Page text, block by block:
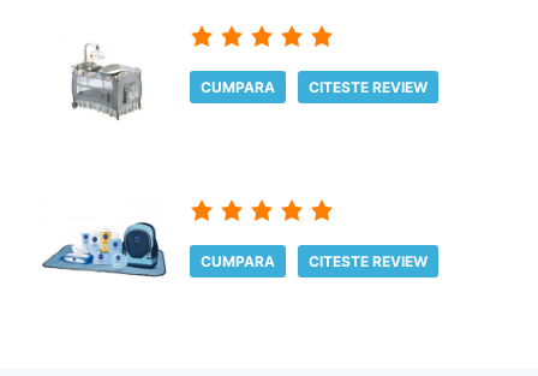
CUMPARA CITESTE REVIEW
CUMPARA CITESTE REVIEW